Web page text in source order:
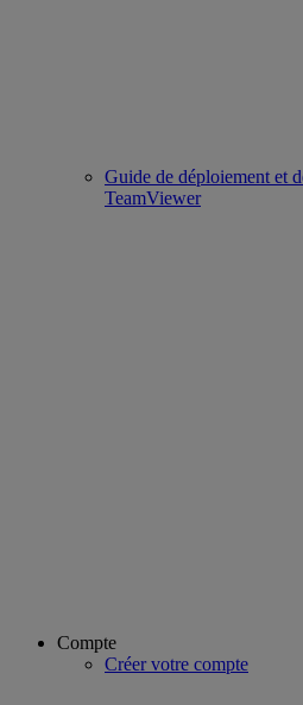
Guide de déploiement et
TeamViewer
Compte
Créer votre compte